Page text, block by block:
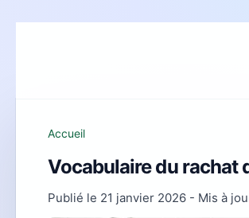
Accueil
Vocabulaire du rachat
Publié le 21 janvier 2026 - Mis à